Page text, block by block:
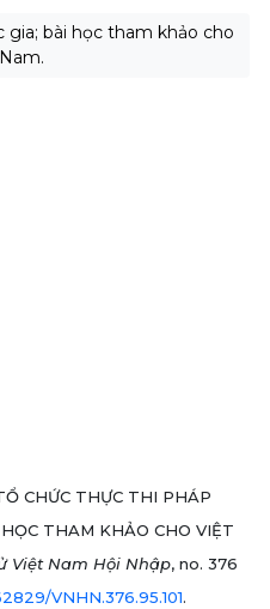
gia; bài học tham khảo cho
CHỨC THỰC THI PHÁP
THAM KHẢO CHO VIỆT
Việt Nam Hội Nhập, no. 376
VNHN.376.95.101.